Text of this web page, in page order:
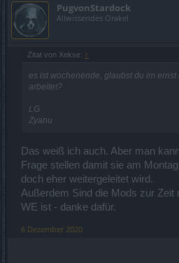
PugvonStardock
Allwissendes Orakel
Zitat von Xekse: ↑
es ist wochenende, glaubst du im
arbeitet?
LG
Zyanu
Das weiß ich auch. Aber man
Frage stellen damit sie am
doch eher weitergeleitet wird.
Außerdem Sind die Mods zur Zeit
WE ist - danke dafür.
6 Dezember 2020